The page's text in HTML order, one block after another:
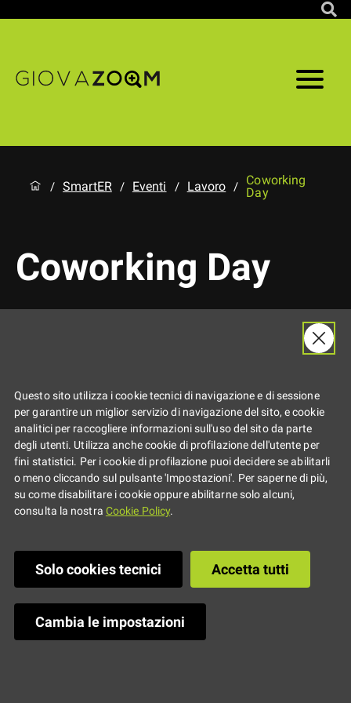
/ SmartER / Eventi / Lavoro /
Coworking
Day
Coworking Day
Questo sito utilizza i cookie tecnici di navigazione e di sessione
per garantire un miglior servizio di navigazione del sito, e cookie
analitici per raccogliere informazioni sull'uso del sito da parte
degli utenti. Utilizza anche cookie di profilazione dell'utente per
fini statistici. Per i cookie di profilazione puoi decidere se abilitarli
o meno cliccando sul pulsante 'Impostazioni'. Per saperne di più,
su come disabilitare i cookie oppure abilitarne solo alcuni,
consulta la nostra Cookie Policy.
Solo cookies tecnici Accetta tutti
Cambia le impostazioni